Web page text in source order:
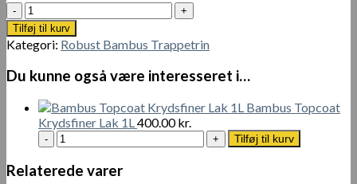
Anti
Slip
bambus
trappetrin
carboniseret
95
23
antal
Tilføj til kurv
Kategori: Robust Bambus Trappetrin
Du kunne også være interesseret i…
Bambus Topcoat
Krydsfiner Lak 1L 400.00kr.
Bambus
Topcoat
Krydsfiner
Tilføj til kurv
Relaterede varer